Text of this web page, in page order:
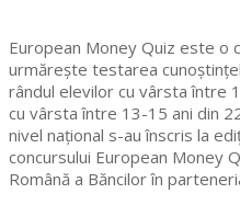
European Money Quiz este o
urmărește testarea
rândul elevilor cu vârsta între
cu vârsta între 13-15 ani din
nivel național s-au înscris la
concursului European Money
Română a Băncilor în